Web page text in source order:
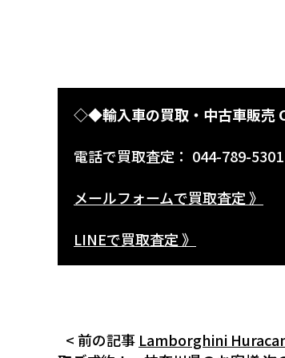
◇◆輸入車の買取・中古車販売
電話で買取査定： 044-789-5301
メールフォームで買取査定 》
LINEで買取査定 》
< 前の記事 Lamborghini